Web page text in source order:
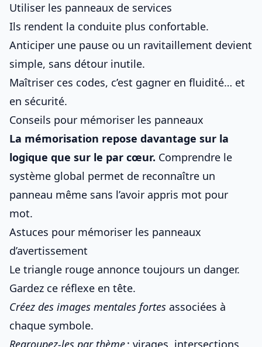
Utiliser les panneaux de services
Ils rendent la conduite plus confortable.
Anticiper une pause ou un ravitaillement devient
simple, sans détour inutile.
Maîtriser ces codes, c’est gagner en fluidité… et
en sécurité.
Conseils pour mémoriser les panneaux
La mémorisation repose davantage sur la
logique que sur le par cœur. Comprendre le
système global permet de reconnaître un
panneau même sans l’avoir appris mot pour
mot.
Astuces pour mémoriser les panneaux
d’avertissement
Le triangle rouge annonce toujours un danger.
Gardez ce réflexe en tête.
Créez des images mentales fortes associées à
chaque symbole.